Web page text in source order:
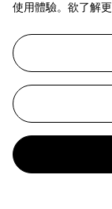
Antoine Lebouteiller
更多來自
使用體驗。欲了解